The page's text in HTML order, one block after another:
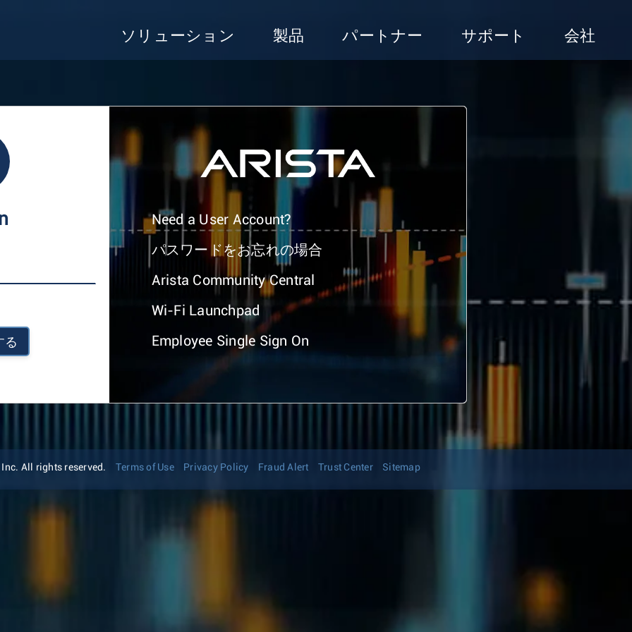
ソリューション 製品 パートナー サポート 会社
る
Need a User Account?
パスワードをお忘れの場合
Arista Community Central
Wi-Fi Launchpad
Employee Single Sign On
All rights reserved. Terms of Use Privacy Policy Fraud Alert Trust Center Sitemap